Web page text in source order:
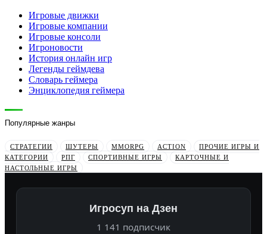
Игровые движки
Игровые компании
Игровые консоли
Игроновости
История онлайн игр
Легенды геймдева
Словарь геймера
Энциклопедия геймера
Популярные жанры
СТРАТЕГИИ ШУТЕРЫ MMORPG ACTION
ПРОЧИЕ ИГРЫ И
КАТЕГОРИИ
РПГ СПОРТИВНЫЕ ИГРЫ
КАРТОЧНЫЕ И
НАСТОЛЬНЫЕ ИГРЫ
Игросуп на Дзен
1 141 подписчик